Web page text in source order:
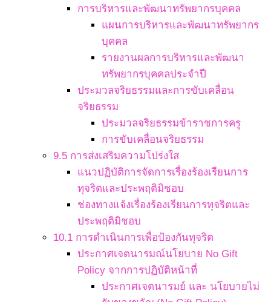
การบริหารและพัฒนาทรัพยากรบุคคล
แผนการบริหารและพัฒนาทรัพยากร
บุคคล
รายงานผลการบริหารและพัฒนา
ทรัพยากรบุคคลประจำปี
ประมวลจริยธรรมและการขับเคลื่อน
จริยธรรม
ประมวลจริยธรรมข้าราชการครู
การขับเคลื่อนจริยธรรม
9.5 การส่งเสริมความโปร่งใส
แนวปฏิบัติการจัดการเรื่องร้องเรียนการ
ทุจริตและประพฤติมิชอบ
ช่องทางแจ้งเรื่องร้องเรียนการทุจริตและ
ประพฤติมิชอบ
10.1 การดำเนินการเพื่อป้องกันทุจริต
ประกาศเจตนารมณ์นโยบาย No Gift
Policy จากการปฏิบัติหน้าที่
ประกาศเจตนารมย์ และ นโยบายไม่